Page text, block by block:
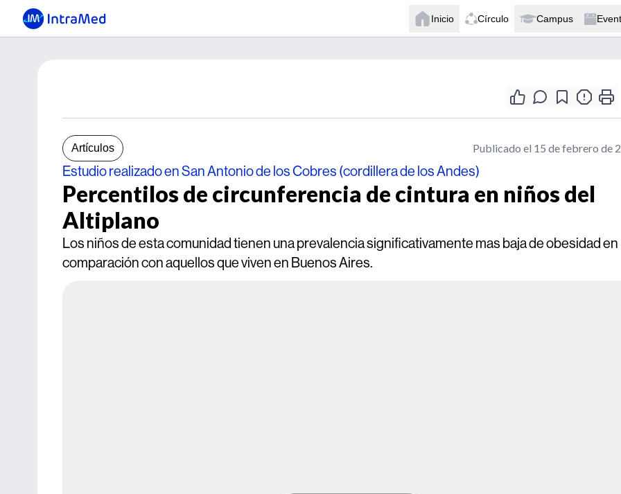
Inicio Círculo Campus
Artículos Publicado el 15 de febrero de
Estudio realizado en San Antonio de los Cobres (cordillera de los Andes)
Percentilos de circunferencia de cintura en niños del
Altiplano
Los niños de esta comunidad tienen una prevalencia significativamente mas baja de obesidad en
comparación con aquellos que viven en Buenos Aires.